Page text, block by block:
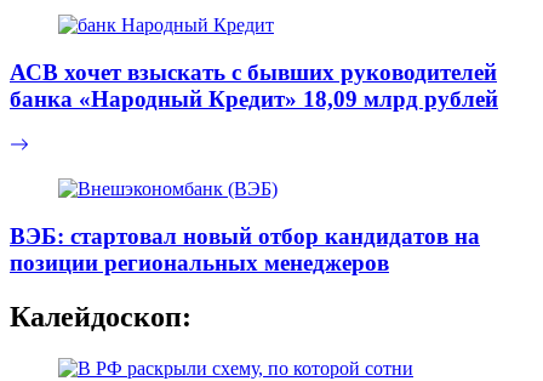
АСВ хочет взыскать с бывших руководителей
банка «Народный Кредит» 18,09 млрд рублей
ВЭБ: стартовал новый отбор кандидатов на
позиции региональных менеджеров
Калейдоскоп: